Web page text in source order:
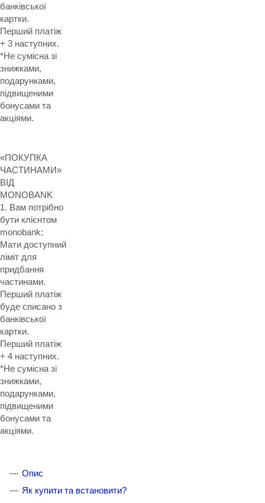
банківської
картки.
Перший платіж
+ 3 наступних.
*Не сумісна зі
знижками,
подарунками,
підвищеними
бонусами та
акціями.
«ПОКУПКА
ЧАСТИНАМИ»
ВІД
MONOBANK
1. Вам потрібно
бути клієнтом
monobank;
Мати доступний
ліміт для
придбання
частинами.
Перший платіж
буде списано з
банківської
картки.
Перший платіж
+ 4 наступних.
*Не сумісна зі
знижками,
подарунками,
підвищеними
бонусами та
акціями.
Опис
Як купити та встановити?